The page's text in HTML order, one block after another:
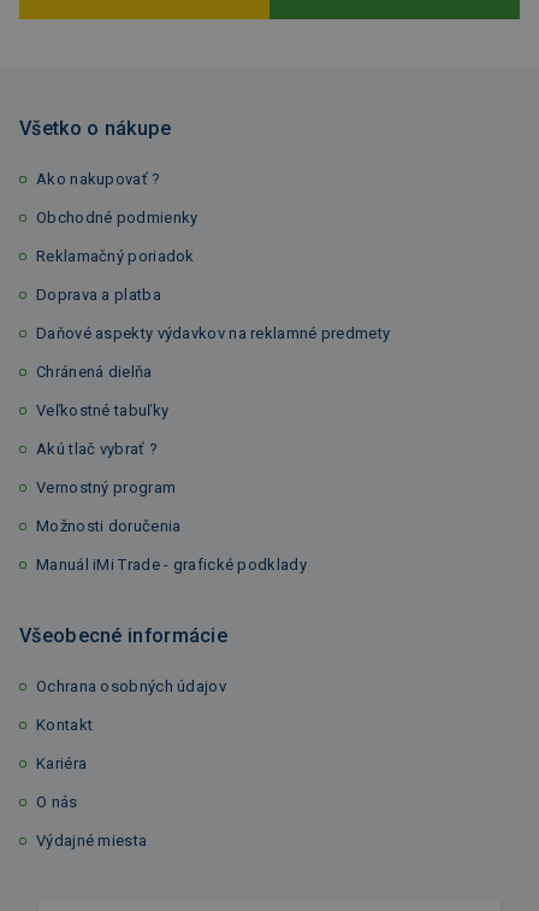
Všetko o nákupe
Ako nakupovať ?
Obchodné podmienky
Reklamačný poriadok
Doprava a platba
Daňové aspekty výdavkov na reklamné predmety
Chránená dielňa
Veľkostné tabuľky
Akú tlač vybrať ?
Vernostný program
Možnosti doručenia
Manuál iMi Trade - grafické podklady
Všeobecné informácie
Ochrana osobných údajov
Kontakt
Kariéra
O nás
Výdajné miesta